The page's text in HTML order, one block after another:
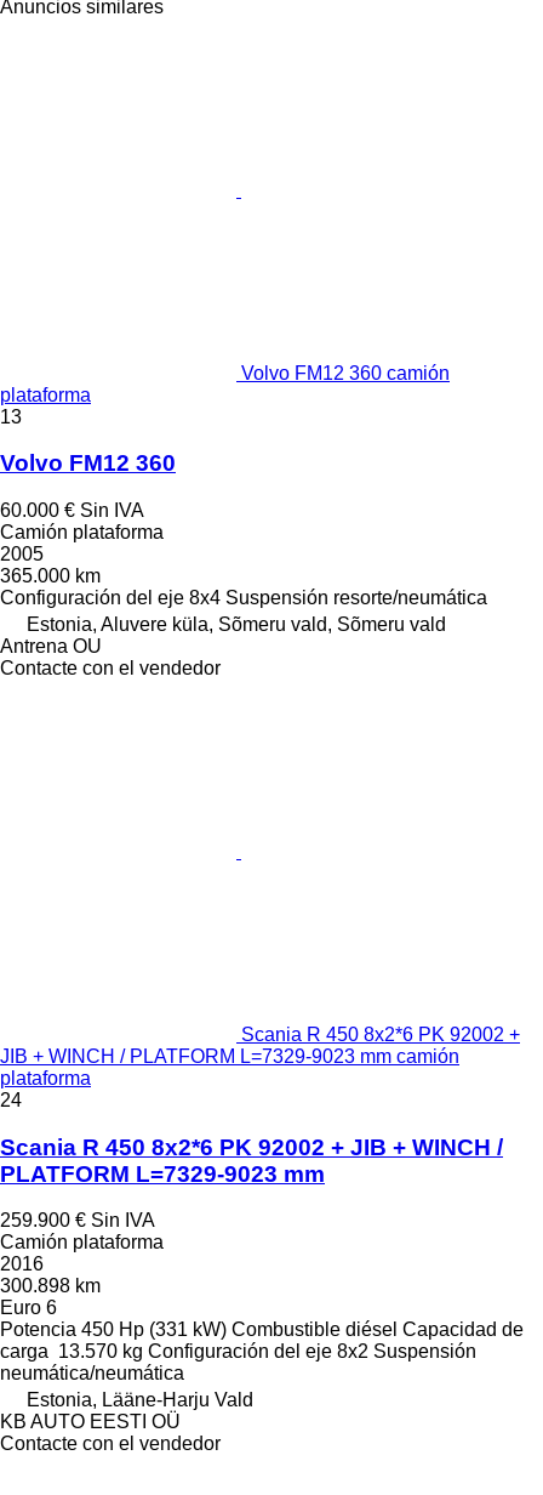
Anuncios similares
Volvo FM12 360 camión
plataforma
13
Volvo FM12 360
60.000 € Sin IVA
Camión plataforma
2005
365.000 km
Configuración del eje 8x4 Suspensión resorte/neumática
Estonia, Aluvere küla, Sõmeru vald, Sõmeru vald
Antrena OU
Contacte con el vendedor
Scania R 450 8x2*6 PK 92002 +
JIB + WINCH / PLATFORM L=7329-9023 mm camión
plataforma
24
Scania R 450 8x2*6 PK 92002 + JIB + WINCH /
PLATFORM L=7329-9023 mm
259.900 € Sin IVA
Camión plataforma
2016
300.898 km
Euro 6
Potencia 450 Hp (331 kW) Combustible diésel Capacidad de
carga 13.570 kg Configuración del eje 8x2 Suspensión
neumática/neumática
Estonia, Lääne-Harju Vald
KB AUTO EESTI OÜ
Contacte con el vendedor